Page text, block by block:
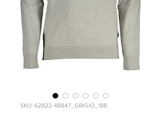
SKU: 62822-48847_GRIGIO_188